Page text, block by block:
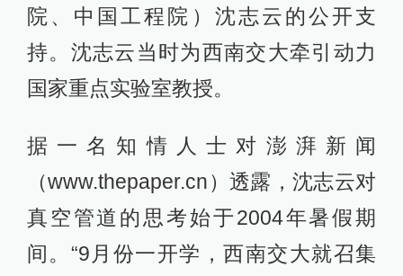
院、中国工程院）沈志云的公开支
持。沈志云当时为西南交大牵引动力
国家重点实验室教授。
据一名知情人士对澎湃新闻
（www.thepaper.cn）透露，沈志云对
真空管道的思考始于2004年暑假期
间。“9月份一开学，西南交大就召集